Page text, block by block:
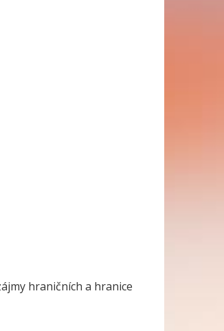
hraničních a hranice